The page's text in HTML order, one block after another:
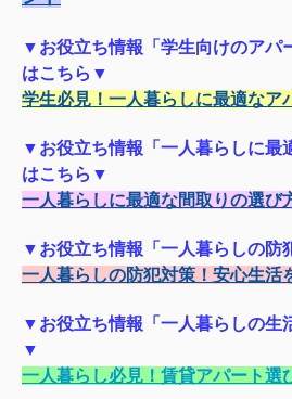
▼お役立ち情報「学生向けのアパ
はこちら▼
学生必見！一人暮らしに最適なア
▼お役立ち情報「一人暮らしに最
はこちら▼
一人暮らしに最適な間取りの選び
▼お役立ち情報「一人暮らしの防
一人暮らしの防犯対策！安心生活
▼お役立ち情報「一人暮らしの生
▼
一人暮らし必見！賃貸アパート選